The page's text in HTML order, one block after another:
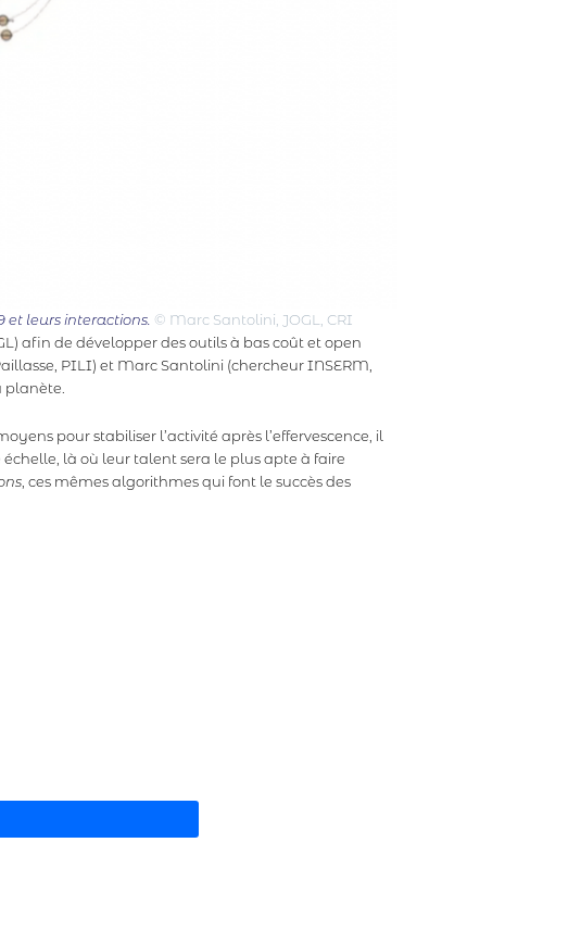
et leurs interactions. © Marc Santolini, JOGL, CRI
afin de développer des outils à bas coût et open
PILI) et Marc Santolini (chercheur INSERM,
planète.
pour stabiliser l’activité après l’effervescence, il
là où leur talent sera le plus apte à faire
, ces mêmes algorithmes qui font le succès des